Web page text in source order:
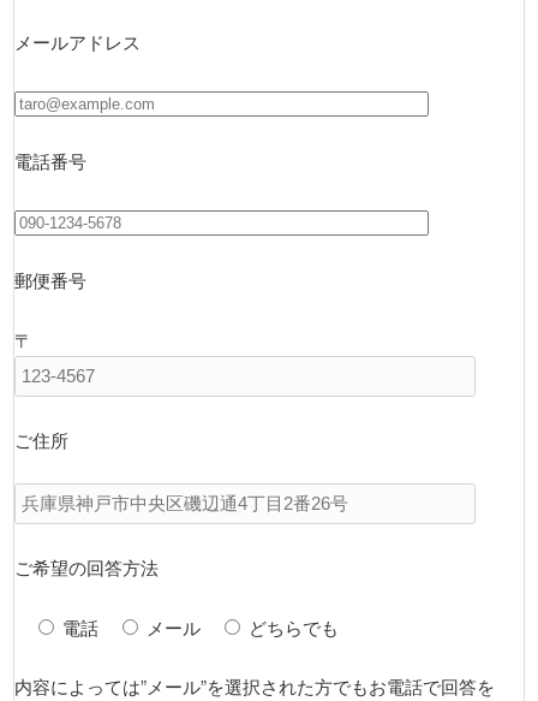
メールアドレス
電話番号
郵便番号
〒
ご住所
ご希望の回答方法
電話 メール どちらでも
内容によっては”メール”を選択された方でもお電話で回答を